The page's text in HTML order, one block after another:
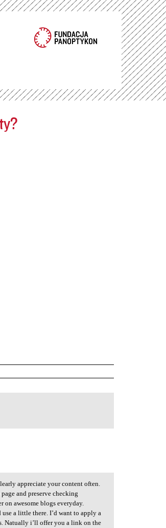
appreciate your content often.
and preserve checking
awesome blogs everyday.
a little there. I’d want to apply a
Natually i’ll offer you a link on the